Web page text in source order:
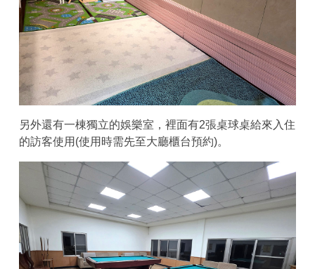
另外還有一棟獨立的娛樂室，裡面有2張桌球桌給來入住
的訪客使用(使用時需先至大廳櫃台預約)。